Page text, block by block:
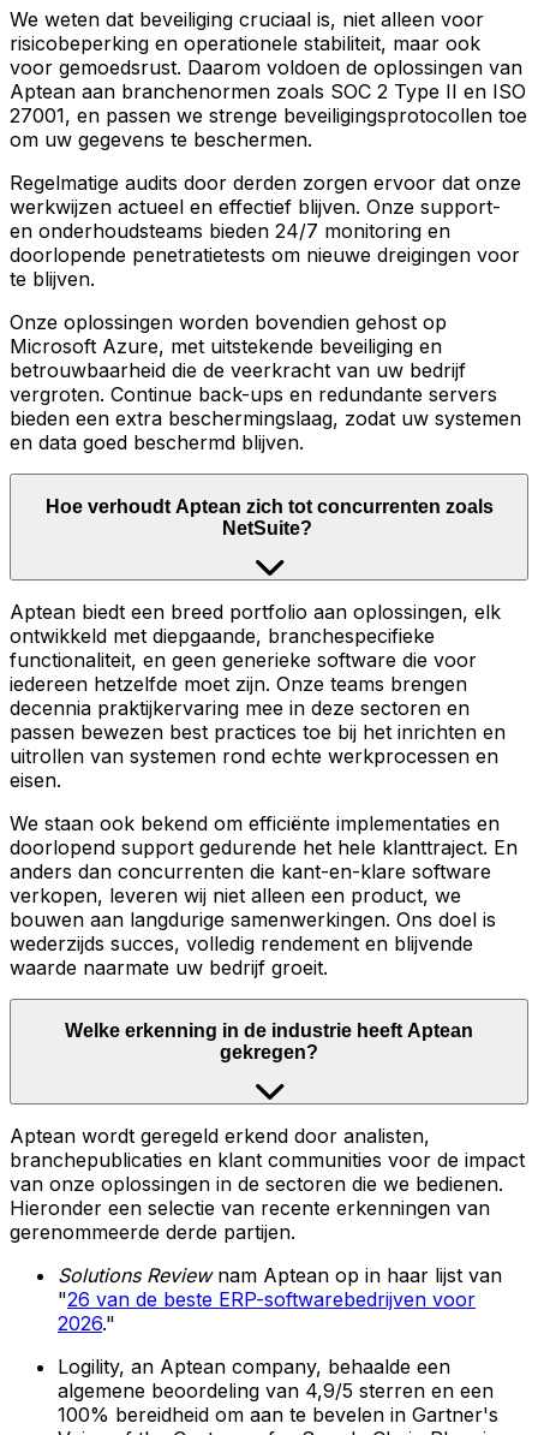
We weten dat beveiliging cruciaal is, niet alleen voor
risicobeperking en operationele stabiliteit, maar ook
voor gemoedsrust. Daarom voldoen de oplossingen van
Aptean aan branchenormen zoals SOC 2 Type II en ISO
27001, en passen we strenge beveiligingsprotocollen toe
om uw gegevens te beschermen.
Regelmatige audits door derden zorgen ervoor dat onze
werkwijzen actueel en effectief blijven. Onze support-
en onderhoudsteams bieden 24/7 monitoring en
doorlopende penetratietests om nieuwe dreigingen voor
te blijven.
Onze oplossingen worden bovendien gehost op
Microsoft Azure, met uitstekende beveiliging en
betrouwbaarheid die de veerkracht van uw bedrijf
vergroten. Continue back-ups en redundante servers
bieden een extra beschermingslaag, zodat uw systemen
en data goed beschermd blijven.
Hoe verhoudt Aptean zich tot concurrenten zoals
NetSuite?
Aptean biedt een breed portfolio aan oplossingen, elk
ontwikkeld met diepgaande, branchespecifieke
functionaliteit, en geen generieke software die voor
iedereen hetzelfde moet zijn. Onze teams brengen
decennia praktijkervaring mee in deze sectoren en
passen bewezen best practices toe bij het inrichten en
uitrollen van systemen rond echte werkprocessen en
eisen.
We staan ook bekend om efficiënte implementaties en
doorlopend support gedurende het hele klanttraject. En
anders dan concurrenten die kant-en-klare software
verkopen, leveren wij niet alleen een product, we
bouwen aan langdurige samenwerkingen. Ons doel is
wederzijds succes, volledig rendement en blijvende
waarde naarmate uw bedrijf groeit.
Welke erkenning in de industrie heeft Aptean
gekregen?
Aptean wordt geregeld erkend door analisten,
branchepublicaties en klant communities voor de impact
van onze oplossingen in de sectoren die we bedienen.
Hieronder een selectie van recente erkenningen van
gerenommeerde derde partijen.
Solutions Reviewnam Aptean op in haar lijst van
"26 van de beste ERP-softwarebedrijven voor
2026."
Logility, an Aptean company, behaalde een
algemene beoordeling van 4,9/5 sterren en een
100% bereidheid om aan te bevelen in Gartner's